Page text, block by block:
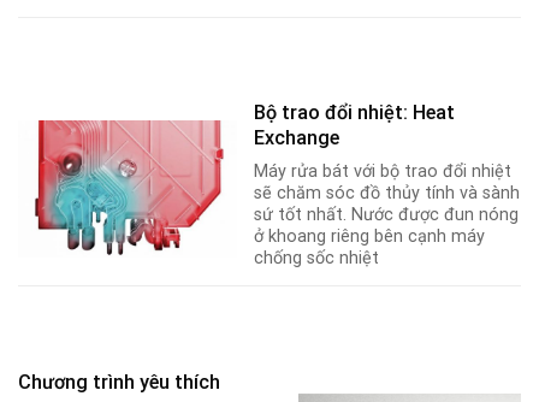
Bộ trao đổi nhiệt: Heat
Exchange
Máy rửa bát với bộ trao đổi nhiệt
sẽ chăm sóc đồ thủy tính và sành
sứ tốt nhất. Nước được đun nóng
ở khoang riêng bên cạnh máy
chống sốc nhiệt
Chương trình yêu thích